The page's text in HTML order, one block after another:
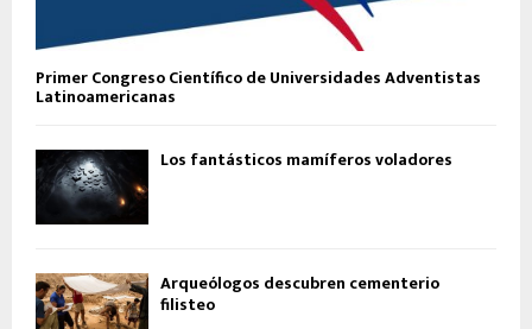
Primer Congreso Científico de Universidades Adventistas
Latinoamericanas
Los fantásticos mamíferos voladores
Arqueólogos descubren cementerio
filisteo